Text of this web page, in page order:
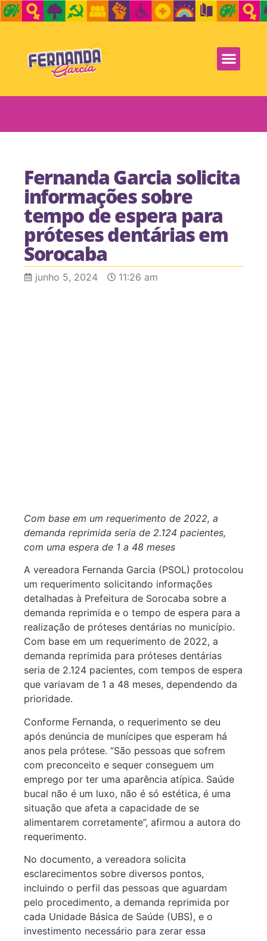
Fernanda Garcia solicita
informações sobre
tempo de espera para
próteses dentárias em
Sorocaba
junho 5, 2024 11:26 am
Com base em um requerimento de 2022, a
demanda reprimida seria de 2.124 pacientes,
com uma espera de 1 a 48 meses
A vereadora Fernanda Garcia (PSOL) protocolou
um requerimento solicitando informações
detalhadas à Prefeitura de Sorocaba sobre a
demanda reprimida e o tempo de espera para a
realização de próteses dentárias no município.
Com base em um requerimento de 2022, a
demanda reprimida para próteses dentárias
seria de 2.124 pacientes, com tempos de espera
que variavam de 1 a 48 meses, dependendo da
prioridade.
Conforme Fernanda, o requerimento se deu
após denúncia de munícipes que esperam há
anos pela prótese. “São pessoas que sofrem
com preconceito e sequer conseguem um
emprego por ter uma aparência atípica. Saúde
bucal não é um luxo, não é só estética, é uma
situação que afeta a capacidade de se
alimentarem corretamente”, afirmou a autora do
requerimento.
No documento, a vereadora solicita
esclarecimentos sobre diversos pontos,
incluindo o perfil das pessoas que aguardam
pelo procedimento, a demanda reprimida por
cada Unidade Básica de Saúde (UBS), e o
investimento necessário para zerar essa